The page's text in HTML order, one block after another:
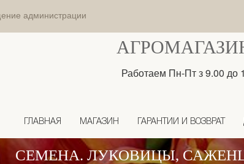
администрации
Работаем Пн-Пт з 9.00 до
ГЛАВНАЯ МАГАЗИН ГАРАНТИИ И ВОЗВРАТ
СЕМЕНА. ЛУКОВИЦЫ,